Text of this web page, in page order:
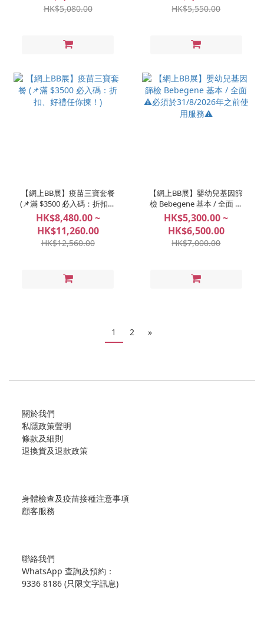
HK$5,080.00 HK$5,550.00
【網上BB展】疫苗三寶套餐
(📌滿 $3500 必入碼：折扣、
好禮任你揀！)
HK$8,480.00 ~
HK$11,260.00
HK$12,560.00
【網上BB展】嬰幼兒基因篩
檢 Bebegene 基本 / 全面 ⚠️
必須於31/8/2026年之前使用
服務⚠️
HK$5,300.00 ~
HK$6,500.00
HK$7,000.00
1 2 »
關於我們
私隱政策聲明
條款及細則
退換貨及退款政策
身體檢查及疫苗接種注意事項
顧客服務
聯絡我們
WhatsApp 查詢及預約：
9336 8186 (只限文字訊息)